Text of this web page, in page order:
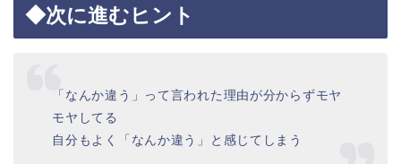
◆次に進むヒント
「なんか違う」って言われた理由が分からずモヤ
モヤしてる
自分もよく「なんか違う」と感じてしまう